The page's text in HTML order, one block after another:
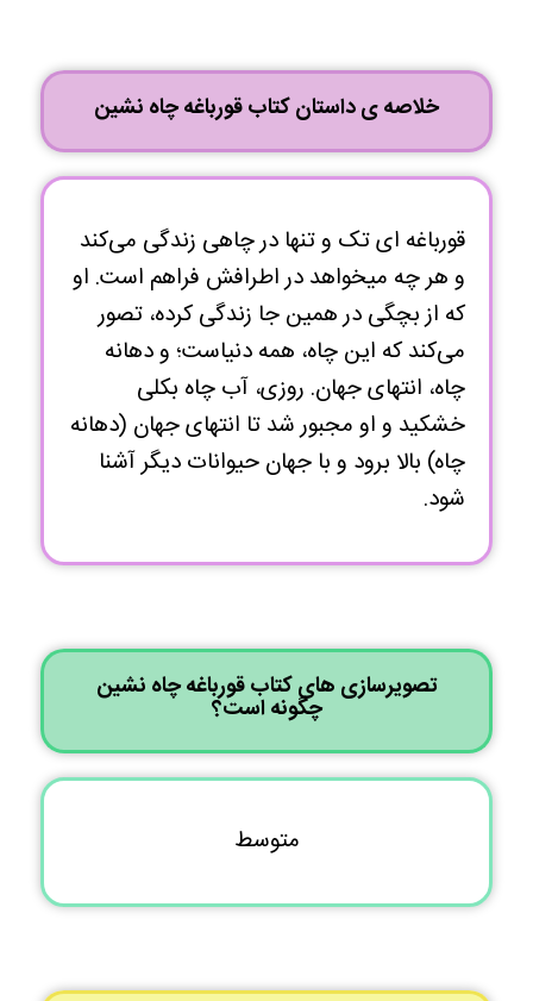
خلاصه ی داستان کتاب قورباغه چاه نشین
قورباغه ای تک و تنها در چاهی زندگی می‌کند
و هر چه میخواهد در اطرافش فراهم است. او
که از بچگی در همین جا زندگی کرده، تصور
می‌کند که این چاه، همه دنیاست؛ و دهانه
چاه، انتهای جهان. روزی، آب چاه بکلی
خشکید و او مجبور شد تا انتهای جهان (دهانه
چاه) بالا برود و با جهان حیوانات دیگر آشنا
شود.
تصویرسازی های کتاب قورباغه چاه نشین
چگونه است؟
متوسط